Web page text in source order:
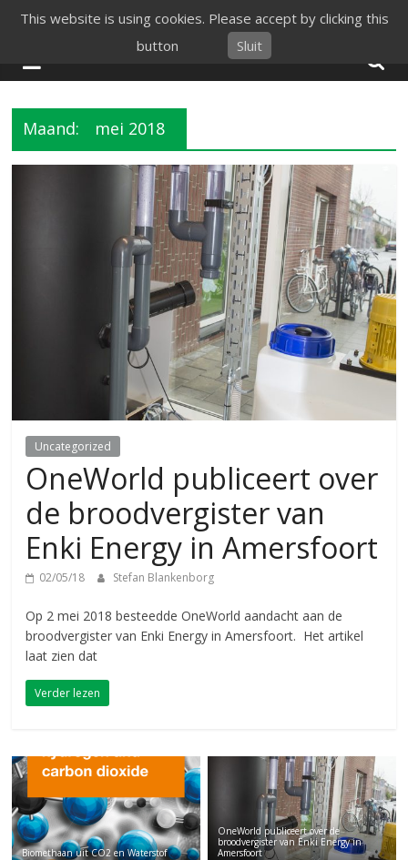
Skip
Maand: mei 2018
Uncategorized
OneWorld publiceert over
de broodvergister van
Enki Energy in Amersfoort
02/05/18 Stefan Blankenborg
Op 2 mei 2018 besteedde OneWorld aandacht aan de
broodvergister van Enki Energy in Amersfoort. Het artikel
laat zien dat
Verder lezen
Biomethaan uit CO2 en Waterstof
OneWorld publiceert over de
broodvergister van Enki Energy in
Amersfoort
This website is using cookies. Please accept by clicking this
button
Sluit